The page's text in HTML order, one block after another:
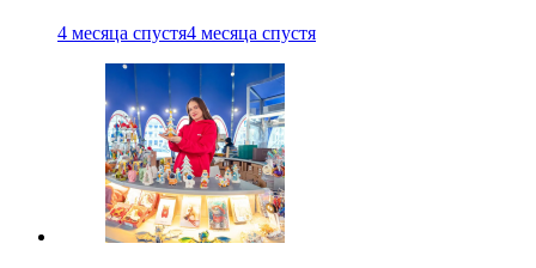
4 месяца спустя4 месяца спустя